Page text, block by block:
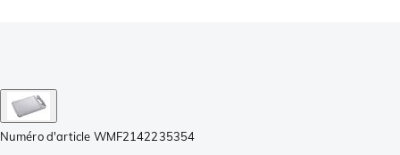
Numéro d'article WMF2142235354